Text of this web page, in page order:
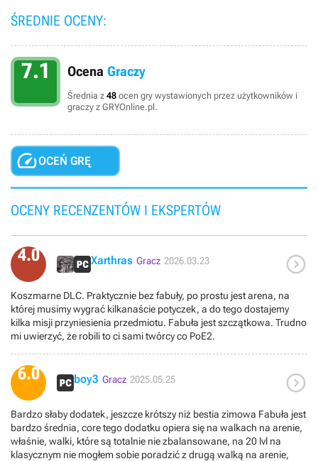
ŚREDNIE OCENY:
7.1 Ocena Graczy
Średnia z 48 ocen gry wystawionych przez użytkowników i
graczy z GRYOnline.pl.
OCEŃ GRĘ
OCENY RECENZENTÓW I EKSPERTÓW
4.0 Xarthras Gracz 2026.03.23 
Koszmarne DLC. Praktycznie bez fabuły, po prostu jest arena, na
której musimy wygrać kilkanaście potyczek, a do tego dostajemy
kilka misji przyniesienia przedmiotu. Fabuła jest szczątkowa. Trudno
mi uwierzyć, że robili to ci sami twórcy co PoE2.
6.0 boy3 Gracz 2025.05.25 
Bardzo słaby dodatek, jeszcze krótszy niż bestia zimowa Fabuła jest
bardzo średnia, core tego dodatku opiera się na walkach na arenie,
właśnie, walki, które są totalnie nie zbalansowane, na 20 lvl na
klasycznym nie mogłem sobie poradzić z drugą walką na arenie,